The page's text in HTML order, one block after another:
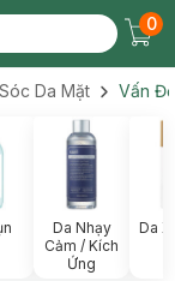
0
Da Mặt Vấn
Da Nhạy
Cảm / Kích
Ứng
Da